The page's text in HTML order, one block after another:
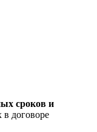
сроков и
в договоре